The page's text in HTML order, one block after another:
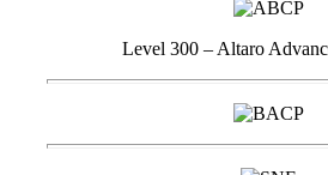
Level 300 – Altaro